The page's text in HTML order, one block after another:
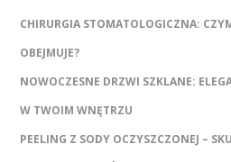
CHIRURGIA STOMATOLOGICZNA:
OBEJMUJE?
NOWOCZESNE DRZWI SZKLANE:
W TWOIM WNĘTRZU
PEELING Z SODY OCZYSZCZONEJ –